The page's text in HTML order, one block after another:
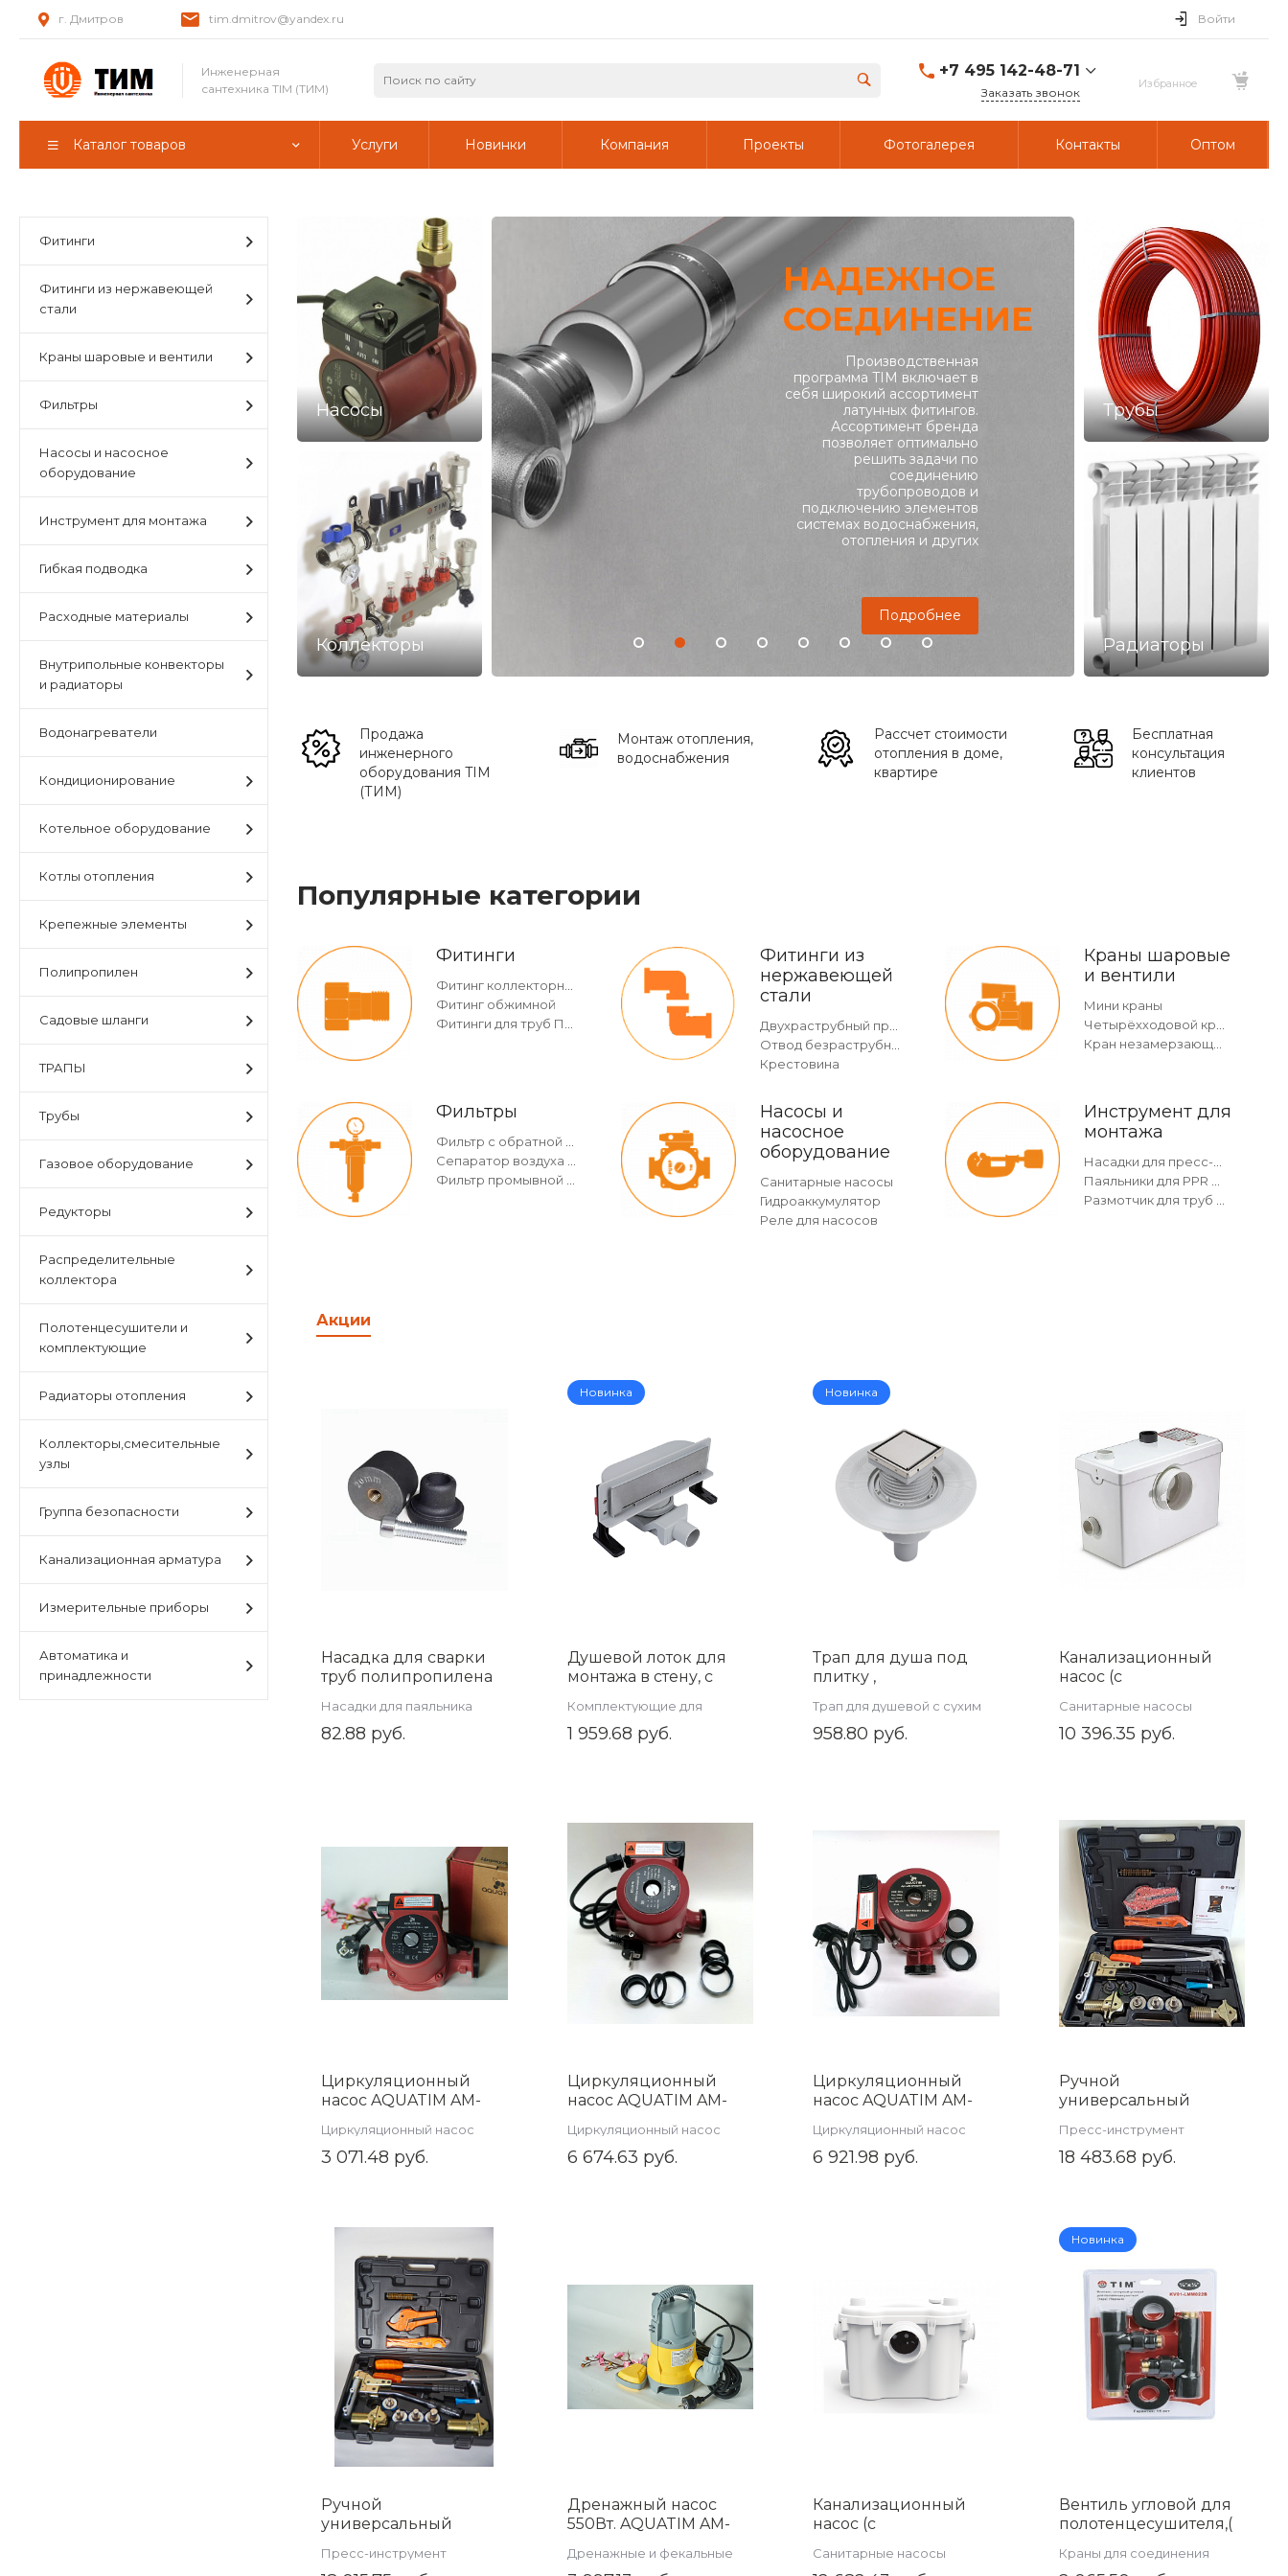
г. Дмитров tim.dmitrov@yandex.ru Войти
Инженерная
сантехника TIM (ТИМ)
+7 495 142-48-71
Заказать звонок
Каталог товаров Услуги Новинки Компания Проекты Фотогалерея Контакты Оптом
Фитинги
Фитинги из нержавеющей
стали
Краны шаровые и вентили
Фильтры
Насосы и насосное
оборудование
Инструмент для монтажа
Гибкая подводка
Расходные материалы
Внутрипольные конвекторы
и радиаторы
Водонагреватели
Кондиционирование
Котельное оборудование
Котлы отопления
Крепежные элементы
Полипропилен
Садовые шланги
ТРАПЫ
Трубы
Газовое оборудование
Редукторы
Распределительные
коллектора
Полотенцесушители и
комплектующие
Радиаторы отопления
Коллекторы,смесительные
узлы
Группа безопасности
Канализационная арматура
Измерительные приборы
Автоматика и
принадлежности
НАДЕЖНОЕ
СОЕДИНЕНИЕ
Производственная
программа TIM включает в
себя широкий ассортимент
латунных фитингов.
Ассортимент бренда
позволяет оптимально
решить задачи по
соединению
трубопроводов и
подключению элементов
системах водоснабжения,
отопления и других
Подробнее
Подробнее
Насосы
Коллекторы
Трубы
Радиаторы
Продажа
инженерного
оборудования TIM
(ТИМ)
Монтаж отопления,
водоснабжения
Рассчет стоимости
отопления в доме,
квартире
Бесплатная
консультация
клиентов
Популярные категории
Фитинги
Фитинг обжимной
Фитинги из
нержавеющей
стали
Крестовина
Краны шаровые
и вентили
Мини краны
Фильтры
Насосы и
насосное
оборудование
Санитарные насосы
Гидроаккумулятор
Реле для насосов
Инструмент для
монтажа
Акции
Насадка для сварки
труб полипропилена
Насадки для паяльника
82.88 руб.
Новинка
Душевой лоток для
монтажа в стену, с
затвором, 300
,арт.ZSt.1151.3002
Комплектующие для
душевых лотков и трапов
1 959.68 руб.
Новинка
Трап для душа под
плитку ,
затвором и
гидрозатвором)
Трап для душевой с сухим
затвором
958.80 руб.
Канализационный
насос (с
AQUATIM AM-STP-600
Санитарные насосы
10 396.35 руб.
Циркуляционный
насос AQUATIM AM-
Циркуляционный насос
3 071.48 руб.
Циркуляционный
насос AQUATIM AM-
Циркуляционный насос
6 674.63 руб.
Циркуляционный
насос AQUATIM AM-
м.
Циркуляционный насос
6 921.98 руб.
Ручной
универсальный
инструмент TIM
FT1240C-18
Пресс-инструмент
18 483.68 руб.
Ручной
универсальный
инструмент TIM
Пресс-инструмент
Дренажный насос
550Вт. AQUATIM AM-
Дренажные и фекальные
насосы
Канализационный
насос (с
AQUATIM AM-STP-450
Санитарные насосы
Новинка
Вентиль угловой для
полотенцесушителя,(
1/2"ш,черный KV01-
Краны для соединения
полотенцесушителя